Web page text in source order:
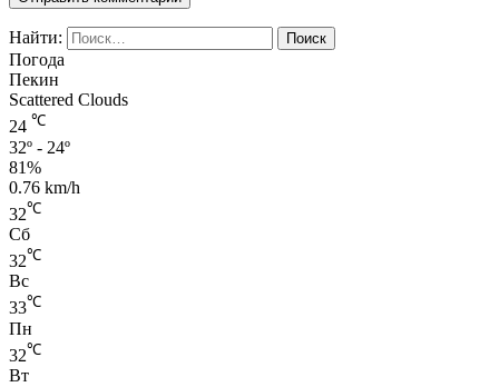
Найти:
Погода
Пекин
Scattered Clouds
24 ℃
32º - 24º
81%
0.76 km/h
32℃
Сб
32℃
Вс
33℃
Пн
32℃
Вт